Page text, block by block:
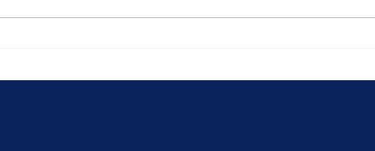
saveurs les plus sucrées du